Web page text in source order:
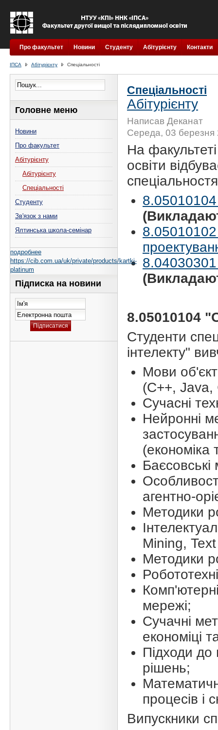
Про факультет Новини Студенту Абітурієнту Контакти
ІПСА Абітурієнту Спеціальності
Спеціальності
Абітурієнту
Написав Деканат
Середа, 03 березня
На
освіти
8.05010104
8.05010102
8.04030301
8.05010104
Студенти
інтелекту"
Мови
(C++, Java,
Сучасні
Нейронні
(економіка
агентно-
Методики
Mining,
Методики
мережі;
Сучачні
економіці
Підходи до
рішень;
процесів і
Випускники
Головне меню
Новини
Про факультет
Абітурієнту
Абітурієнту
Спеціальності
Студенту
Зв'язок з нами
Ялтинська школа-семінар
подробнее
https://cib.com.ua/uk/private/products/kartki-
platinum
Підписка на новини